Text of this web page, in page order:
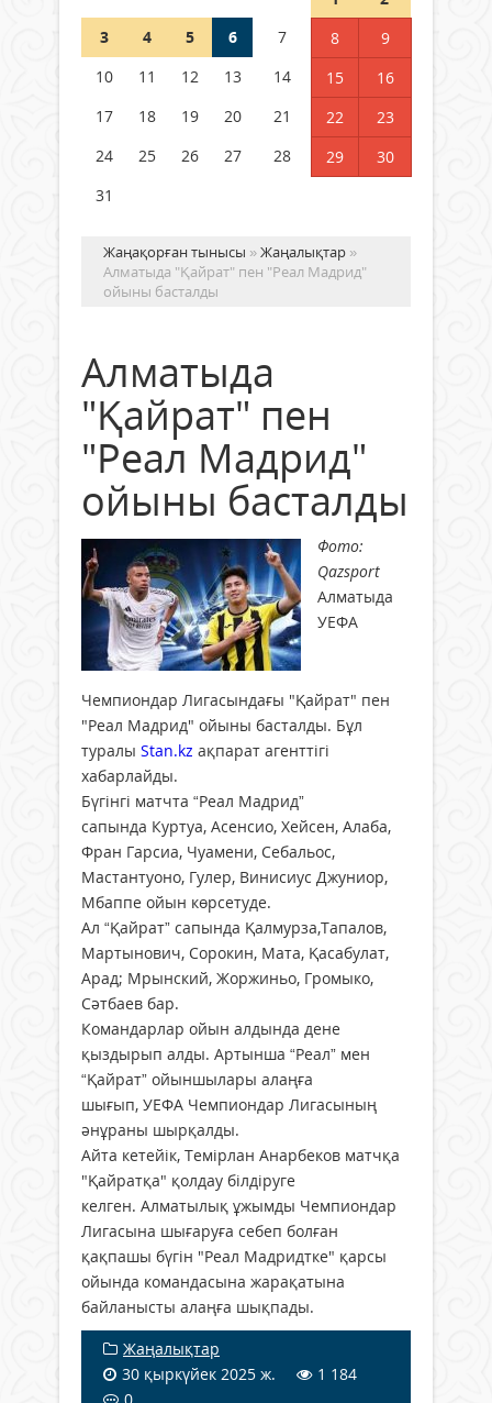
Германия аптап ыстыққа
бастады
04 тамыз 2026 ж.
3
4 5 6 7 8
9
10
11 12 13 14 15
16
17
18 19 20 21 22
23
24
25 26 27 28 29
30
31
Жаңақорған тынысы »Жаңалықтар »
Алматыда "Қайрат" пен "Реал Мадрид"
ойыны басталды
Алматыда
"Қайрат" пен
"Реал Мадрид"
ойыны басталды
Фото:
Qazsport
Алматыда
УЕФА
Чемпиондар Лигасындағы "Қайрат" пен
"Реал Мадрид" ойыны басталды. Бұл
туралы Stan.kz ақпарат агенттігі
хабарлайды.
Бүгінгі матчта “Реал Мадрид”
сапында Куртуа, Асенсио, Хейсен, Алаба,
Фран Гарсиа, Чуамени, Себальос,
Мастантуоно, Гулер, Винисиус Джуниор,
Мбаппе ойын көрсетуде.
Ал “Қайрат” сапында Қалмурза,Тапалов,
Мартынович, Сорокин, Мата, Қасабулат,
Арад; Мрынский, Жоржиньо, Громыко,
Сәтбаев бар.
Командарлар ойын алдында дене
қыздырып алды. Артынша “Реал” мен
“Қайрат” ойыншылары алаңға
шығып, УЕФА Чемпиондар Лигасының
әнұраны шырқалды.
Айта кетейік, Темірлан Анарбеков матчқа
"Қайратқа" қолдау білдіруге
келген. Алматылық ұжымды Чемпиондар
Лигасына шығаруға себеп болған
қақпашы бүгін "Реал Мадридтке" қарсы
ойында командасына жарақатына
байланысты алаңға шықпады.
Жаңалықтар
30 қыркүйек 2025 ж.
1 184
0